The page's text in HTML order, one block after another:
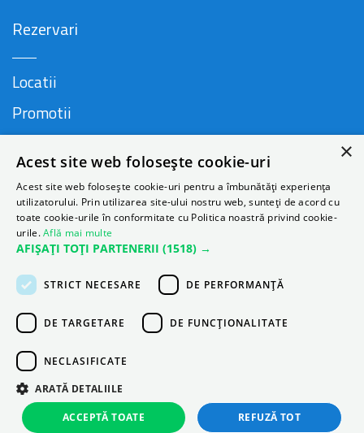
Rezervari
Locatii
Promotii
Companie
Contact
Despre Autonom
×
Acest site web folosește cookie-uri
Acest site web folosește cookie-uri pentru a îmbunătăți experiența
utilizatorului. Prin utilizarea site-ului nostru web, sunteți de acord cu
toate cookie-urile în conformitate cu Politica noastră privind cookie-
urile.Află mai multe
AFIȘAȚI TOȚI PARTENERII (1518) →
STRICT NECESARE DE PERFORMANȚĂ
DE TARGETARE DE FUNCŢIONALITATE
NECLASIFICATE
ARATĂ DETALIILE
ACCEPTĂ TOATE REFUZĂ TOT